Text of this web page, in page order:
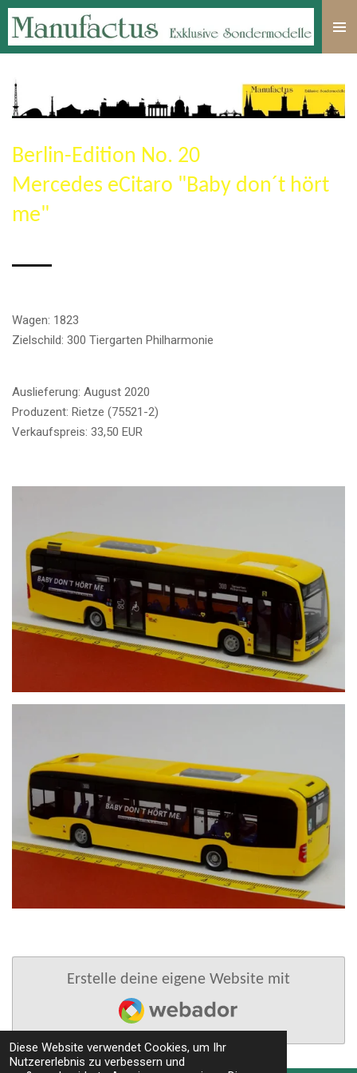
Diese Website verwendet Cookies, um Ihr
Nutzererlebnis zu verbessern und
Zum
Hauptinhalt
springen
Berlin-Edition No. 20
Mercedes eCitaro "Baby don´t hört
me"
Wagen: 1823
Zielschild: 300 Tiergarten Philharmonie
Auslieferung: August 2020
Produzent: Rietze (75521-2)
Verkaufspreis: 33,50 EUR
Erstelle deine eigene Website mit
Webador
TOP